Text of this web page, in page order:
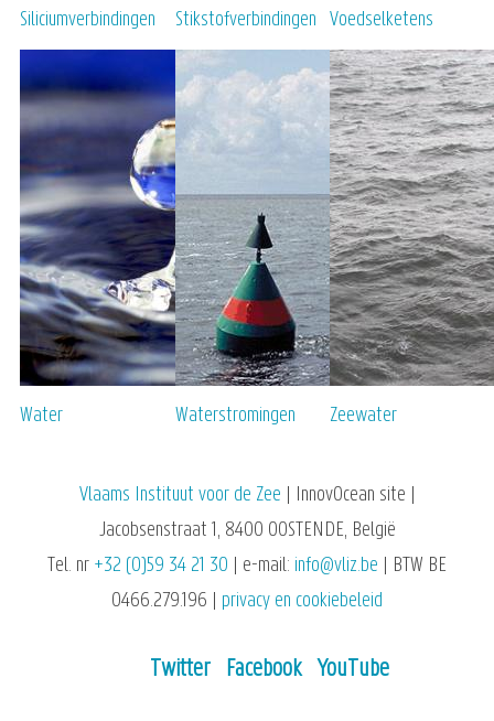
Siliciumverbindingen Stikstofverbindingen Voedselketens
Water Waterstromingen Zeewater
Vlaams Instituut voor de Zee | InnovOcean site |
Jacobsenstraat 1, 8400 OOSTENDE, België
Tel. nr +32 (0)59 34 21 30 | e-mail: info@vliz.be | BTW BE
0466.279.196 | privacy en cookiebeleid
Twitter Facebook YouTube